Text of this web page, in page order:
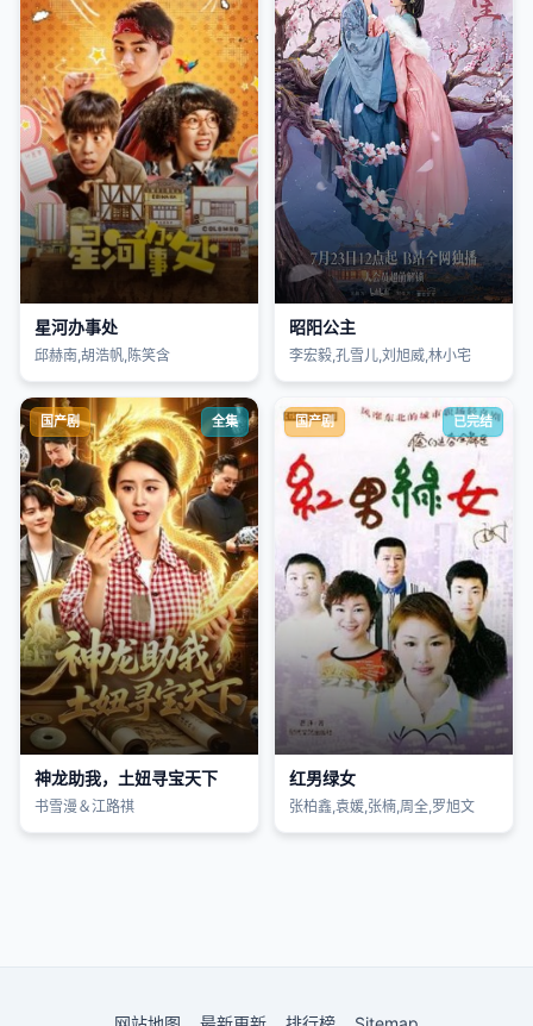
星河办事处
邱赫南,胡浩帆,陈笑含
昭阳公主
李宏毅,孔雪儿,刘旭威,林小宅
国产剧 全集
神龙助我，土妞寻宝天下
书雪漫＆江路祺
国产剧 已完结
红男绿女
张柏鑫,袁媛,张楠,周全,罗旭文